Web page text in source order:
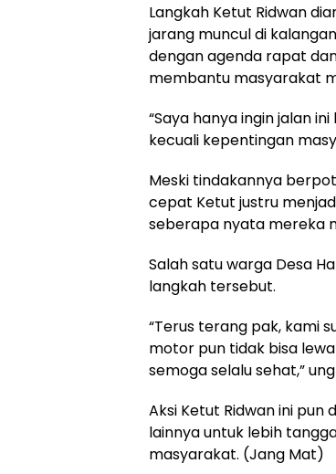
Langkah Ketut Ridwan
jarang muncul di
dengan agenda rapat
membantu masyarakat
“Saya hanya ingin jalan
kecuali kepentingan
Meski tindakannya
cepat Ketut justru
seberapa nyata mereka
Salah satu warga Desa
langkah tersebut.
“Terus terang pak, kami
motor pun tidak bisa
semoga selalu sehat,”
Aksi Ketut Ridwan ini
lainnya untuk lebih
masyarakat. (Jang Mat)